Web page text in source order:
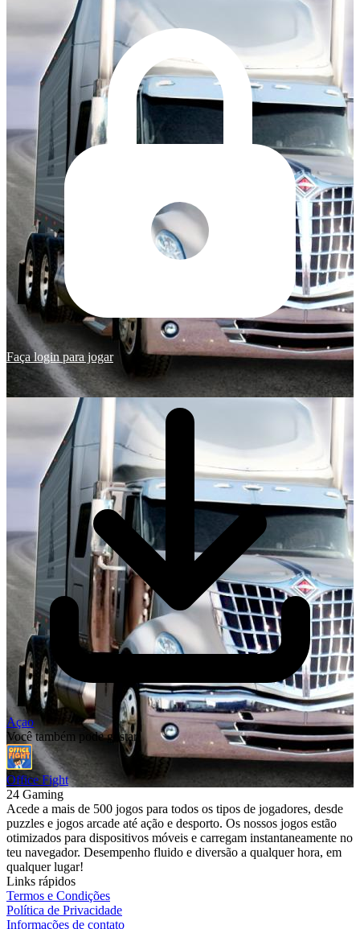
Faça login para jogar
Açao
Você também pode gostar
Office Fight
24 Gaming
Acede a mais de 500 jogos para todos os tipos de jogadores, desde
puzzles e jogos arcade até ação e desporto. Os nossos jogos estão
otimizados para dispositivos móveis e carregam instantaneamente no
teu navegador. Desempenho fluido e diversão a qualquer hora, em
qualquer lugar!
Links rápidos
Termos e Condições
Política de Privacidade
Informações de contato